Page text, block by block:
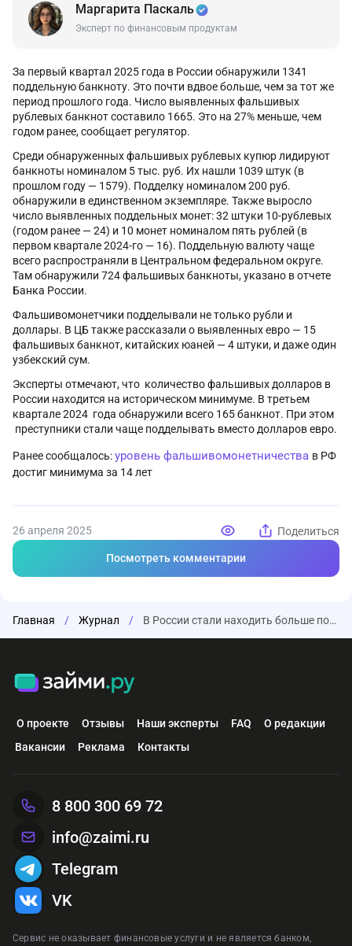
Маргарита Паскаль
Эксперт по финансовым продуктам
За первый квартал 2025 года в России обнаружили 1341
поддельную банкноту. Это почти вдвое больше, чем за тот же
период прошлого года. Число выявленных фальшивых
рублевых банкнот составило 1665. Это на 27% меньше, чем
годом ранее, сообщает регулятор.
Среди обнаруженных фальшивых рублевых купюр лидируют
банкноты номиналом 5 тыс. руб. Их нашли 1039 штук (в
прошлом году — 1579). Подделку номиналом 200 руб.
обнаружили в единственном экземпляре. Также выросло
число выявленных поддельных монет: 32 штуки 10-рублевых
(годом ранее — 24) и 10 монет номиналом пять рублей (в
первом квартале 2024-го — 16). Поддельную валюту чаще
всего распространяли в Центральном федеральном округе.
Там обнаружили 724 фальшивых банкноты, указано в отчете
Банка России.
Фальшивомонетчики подделывали не только рубли и
доллары. В ЦБ также рассказали о выявленных евро — 15
фальшивых банкнот, китайских юаней — 4 штуки, и даже один
узбекский сум.
Эксперты отмечают, что количество фальшивых долларов в
России находится на историческом минимуме. В третьем
квартале 2024 года обнаружили всего 165 банкнот. При этом
преступники стали чаще подделывать вместо долларов евро.
Ранее сообщалось:уровень фальшивомонетничества в РФ
достиг минимума за 14 лет
26 апреля 2025 Поделиться
Посмотреть комментарии
Главная / Журнал / В России стали находить больше поддельных долларов
О проекте Отзывы Наши эксперты FAQ
О редакции
Вакансии
Реклама Контакты
Сервис не оказывает финансовые услуги и не является банком,
8 800 300 69 72
info@zaimi.ru
Telegram
VK